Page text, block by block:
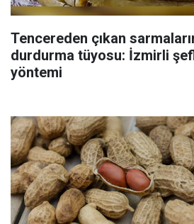
Tencereden çıkan
durdurma tüyosu: İzmirli
yöntemi